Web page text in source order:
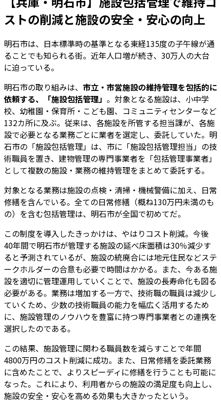
ストの削減と施設の安全・安心の向上
明石市は、日本標準時の基準となる東経135度の子午線が通
ることでも知られる街。近年人口増が続き、30万人の大台
に迫っている。
明石市の取り組みは、 市立・市営施設の維持管理を包括的に
依頼する、「施設包括管理」 。対象となる施設は、小中学
校、幼稚園・保育所・こども園、コミュニティセンターなど
132カ所に及ぶ。従来は、各施設を所管する担当課が、各施
設で必要となる業務ごとに業者を選定し、委託していた。明
石市の「施設包括管理」は、市に「施設包括管理担当」の技
術職員を置き、建物管理の専門事業者を「包括管理事業者」
として複数の施設・業務の維持管理をまとめて委託する。
対象となる業務は施設の点検・清掃・機械警備に加え、日常
修繕を含んでいる。全ての日常修繕（概ね130万円未満のも
の）を含む包括管理は、明石市が全国で初めてだ。
この制度を導入したきっかけは、やはりコスト削減。今後
40年間で明石市が管理する施設の延べ床面積は30％減少す
ると予測されているが、施設の統廃合には地元住民などステ
ークホルダーの合意も必要で時間はかかる。また、今ある施
設を適切に管理運用していくことで、施設の長寿命化も図る
必要がある。業務は増加する一方で、技術職の職員は減少し
ていくため、少数の技術職員の能力を幅広く活用するため
に、施設管理のノウハウを豊富に持つ専門事業者との連携を
選択したのである。
この結果、施設管理に関わる職員数を減らすことで年間
4800万円のコスト削減に成功。また、日常修繕を委託業務
に含めたことで、よりスピーディに修繕を行うことも可能に
なった。これにより、利用者からの施設の満足度も向上し、
施設の安全・安心を高める効果も大きかったという。